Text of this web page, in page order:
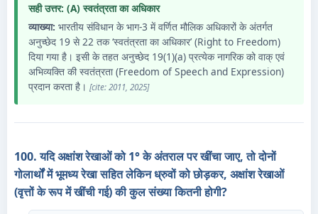
सही उत्तर: (A) स्वतंत्रता का अधिकार
व्याख्या: भारतीय संविधान के भाग-3 में वर्णित मौलिक अधिकारों के अंतर्गत
अनुच्छेद 19 से 22 तक ‘स्वतंत्रता का अधिकार’ (Right to Freedom)
दिया गया है। इसी के तहत अनुच्छेद 19(1)(a) प्रत्येक नागरिक को वाक् एवं
अभिव्यक्ति की स्वतंत्रता (Freedom of Speech and Expression)
प्रदान करता है। [cite: 2011, 2025]
100. यदि अक्षांश रेखाओं को 1° के अंतराल पर खींचा जाए, तो दोनों
गोलार्थों में भूमध्य रेखा सहित लेकिन ध्रुवों को छोड़कर, अक्षांश रेखाओं
(वृत्तों के रूप में खींची गई) की कुल संख्या कितनी होगी?